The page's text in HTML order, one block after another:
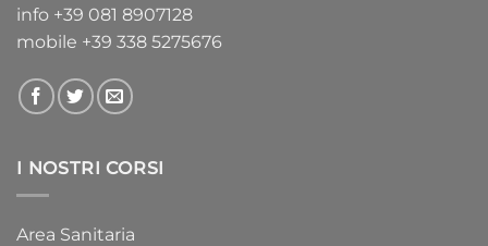
info +39 081 8907128
mobile +39 338 5275676
I NOSTRI CORSI
Area Sanitaria